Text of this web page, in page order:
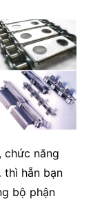
chức năng
hẵn bạn
bộ phận